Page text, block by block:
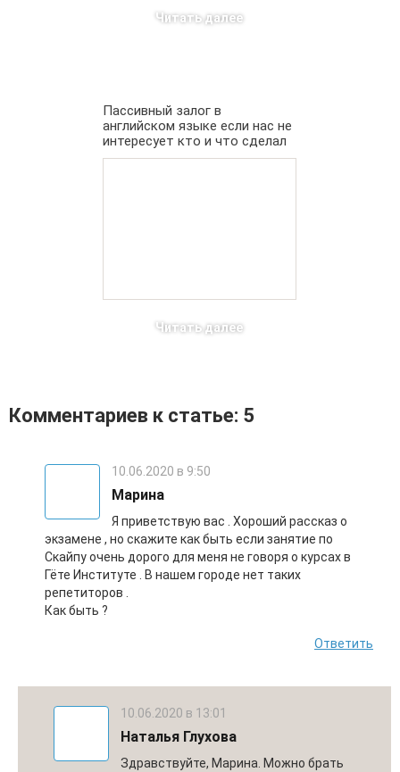
Читать далее
Пассивный залог в
английском языке если нас не
интересует кто и что сделал
Читать далее
Комментариев к статье: 5
10.06.2020 в 9:50
Марина
Я приветствую вас . Хороший рассказ о
экзамене , но скажите как быть если занятие по
Скайпу очень дорого для меня не говоря о курсах в
Гёте Институте . В нашем городе нет таких
репетиторов .
Как быть ?
Ответить
10.06.2020 в 13:01
Наталья Глухова
Здравствуйте, Марина. Можно брать